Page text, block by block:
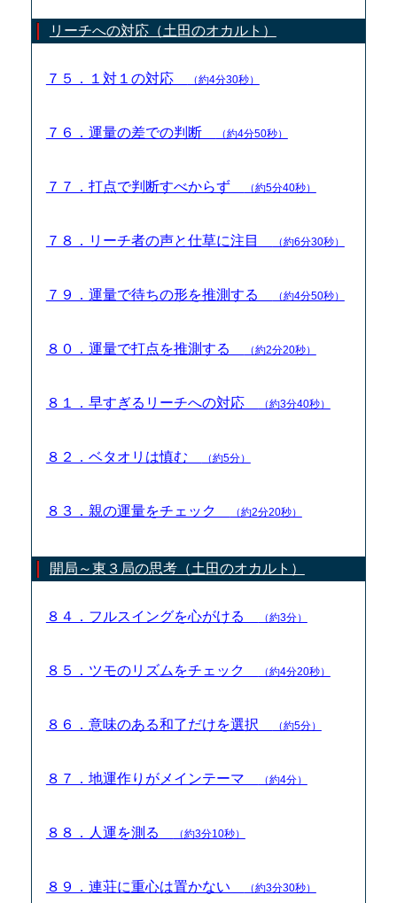
リーチへの対応（土田のオカルト）
７５．１対１の対応 （約4分30秒）
７６．運量の差での判断 （約4分50秒）
７７．打点で判断すべからず （約5分40秒）
７８．リーチ者の声と仕草に注目 （約6分30秒）
７９．運量で待ちの形を推測する （約4分50秒）
８０．運量で打点を推測する （約2分20秒）
８１．早すぎるリーチへの対応 （約3分40秒）
８２．ベタオリは慎む （約5分）
８３．親の運量をチェック （約2分20秒）
開局～東３局の思考（土田のオカルト）
８４．フルスイングを心がける （約3分）
８５．ツモのリズムをチェック （約4分20秒）
８６．意味のある和了だけを選択 （約5分）
８７．地運作りがメインテーマ （約4分）
８８．人運を測る （約3分10秒）
８９．連荘に重心は置かない （約3分30秒）